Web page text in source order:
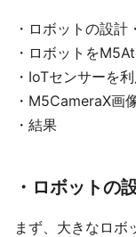
・ロボットの設計
・ロボットを
・IoTセンサーを
・M5CameraX画
・結果
・ロボットの
まず、大きなロボ